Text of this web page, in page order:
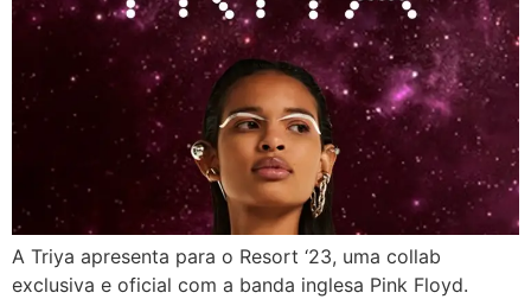
A Triya apresenta para o Resort ‘23, uma collab
exclusiva e oficial com a banda inglesa Pink Floyd.